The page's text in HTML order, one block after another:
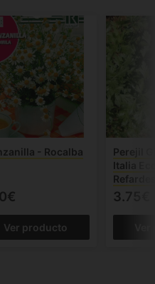
- Rocalba
Ver producto
Perejil
Italia
3.75€